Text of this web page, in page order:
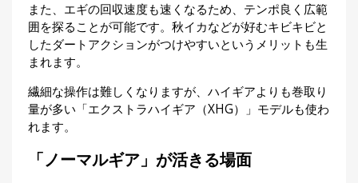
また、エギの回収速度も速くなるため、テンポ良く広範
囲を探ることが可能です。秋イカなどが好むキビキビと
したダートアクションがつけやすいというメリットも生
まれます。
繊細な操作は難しくなりますが、ハイギアよりも巻取り
量が多い「エクストラハイギア（XHG）」モデルも使わ
れます。
「ノーマルギア」が活きる場面